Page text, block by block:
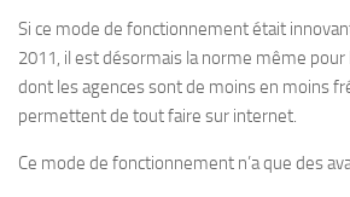
Si ce mode de fonctionnement était
2011, il est désormais la norme même pour
dont les agences sont de moins en moins
permettent de tout faire sur internet.
Ce mode de fonctionnement n’a que des